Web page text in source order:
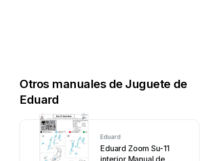
Otros manuales de Juguete de
Eduard
Eduard
Eduard Zoom Su-11
interior Manual de